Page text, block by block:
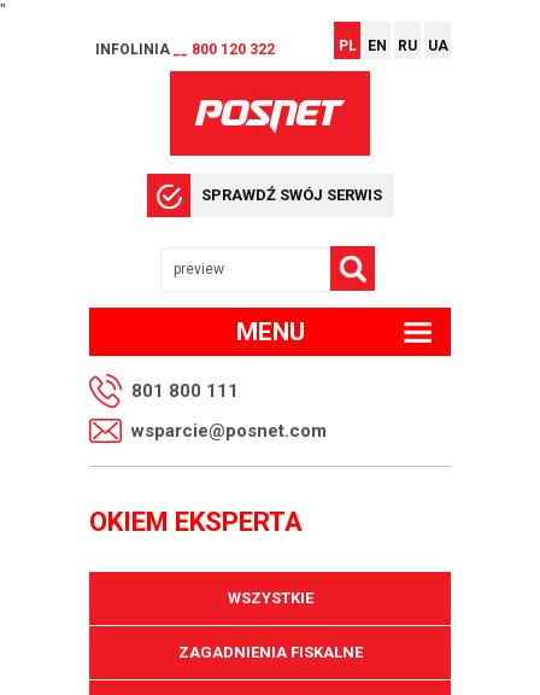
"
INFOLINIA __ 800 120 322 PL EN RU UA
SPRAWDŹ SWÓJ SERWIS
MENU
801 800 111
wsparcie@posnet.com
OKIEM EKSPERTA
WSZYSTKIE
ZAGADNIENIA FISKALNE